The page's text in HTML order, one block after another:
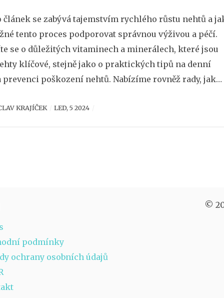
článek se zabývá tajemstvím rychlého růstu nehtů a
tento proces podporovat správnou výživou a péčí.
se o důležitých vitaminech a minerálech, které jsou
klíčové, stejně jako o praktických tipů na denní
prevenci poškození nehtů. Nabízíme rovněž rady, jak
a krásnému vzhledu.
KRAJÍČEK LED, 5 2024
podmínky
ochrany osobních údajů
©